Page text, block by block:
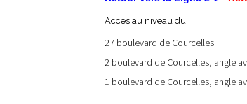
Accès au niveau du :
27 boulevard de Courcelles
2 boulevard de Courcelles, angle
1 boulevard de Courcelles, angle